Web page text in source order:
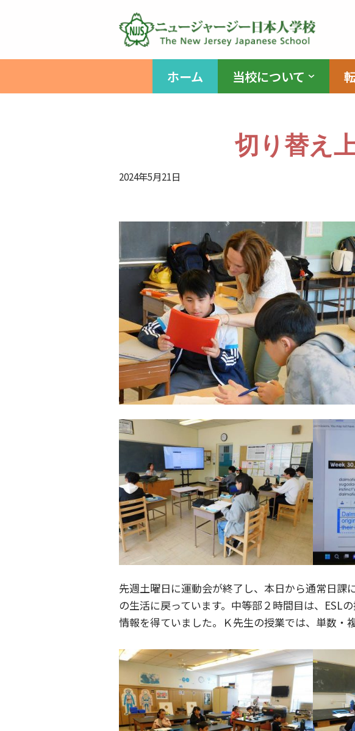
ホーム 当校について
切り替え
2024年5月21日
先週土曜日に運動会が終了し、本日から通常日課
の生活に戻っています。中等部２時間目は、ESL
情報を得ていました。Ｋ先生の授業では、単数・